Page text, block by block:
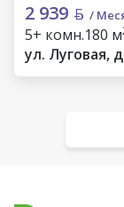
2 939 /
5+ комн.180 м
ул. Луговая,